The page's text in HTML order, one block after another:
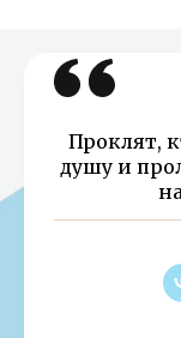
Проклят,
душу и